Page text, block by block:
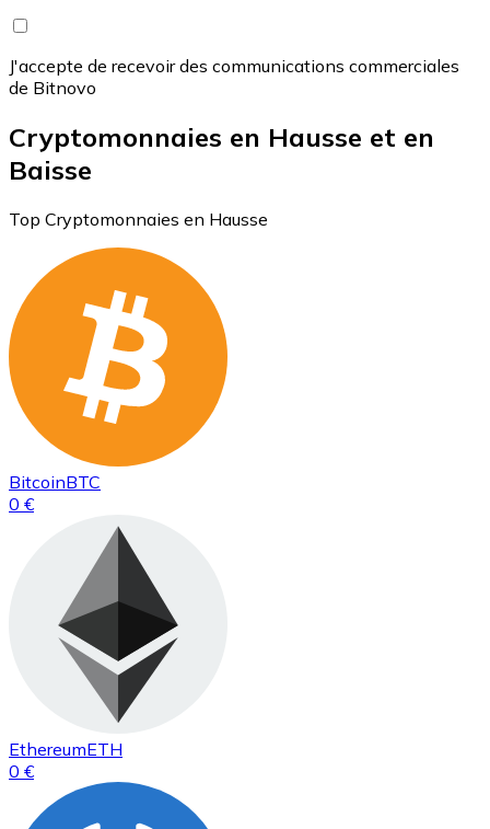
J'accepte de recevoir des communications commerciales
de Bitnovo
Cryptomonnaies en Hausse et en
Baisse
Top Cryptomonnaies en Hausse
BitcoinBTC
0 €
EthereumETH
0 €